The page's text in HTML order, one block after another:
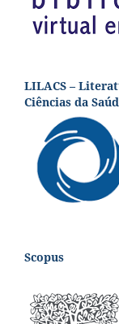
LILACS –
Ciências da
Scopus